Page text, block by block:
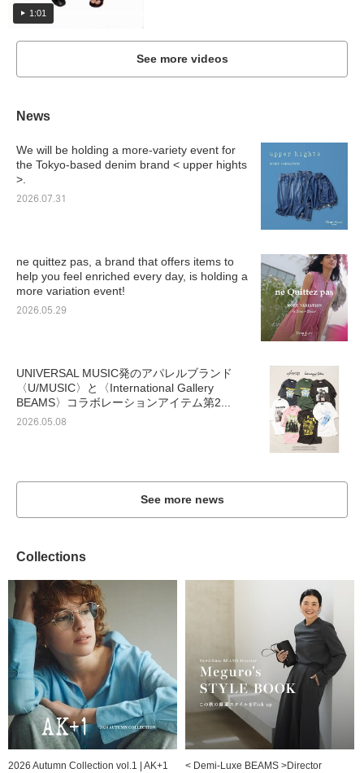
1:01
See more videos
News
We will be holding a more-variety event for
the Tokyo-based denim brand < upper hights
>.
2026.07.31
ne quittez pas, a brand that offers items to
help you feel enriched every day, is holding a
more variation event!
2026.05.29
UNIVERSAL MUSIC発のアパレルブランド
〈U/MUSIC〉と〈International Gallery
BEAMS〉コラボレーションアイテム第2...
2026.05.08
See more news
Collections
2026 Autumn Collection vol.1 | AK+1
< Demi-Luxe BEAMS >Director